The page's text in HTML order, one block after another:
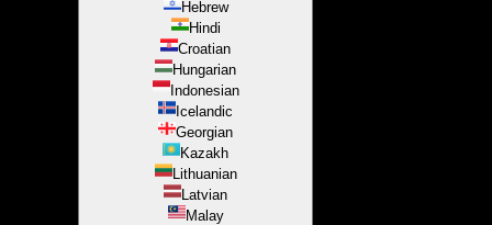
Hebrew
Hindi
Croatian
Hungarian
Indonesian
Icelandic
Georgian
Kazakh
Lithuanian
Latvian
Malay